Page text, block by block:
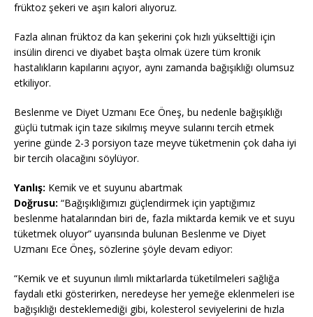
früktoz şekeri ve aşırı kalori alıyoruz.
Fazla alınan früktoz da kan şekerini çok hızlı yükselttiği için
insülin direnci ve diyabet başta olmak üzere tüm kronik
hastalıkların kapılarını açıyor, aynı zamanda bağışıklığı olumsuz
etkiliyor.
Beslenme ve Diyet Uzmanı Ece Öneş, bu nedenle bağışıklığı
güçlü tutmak için taze sıkılmış meyve sularını tercih etmek
yerine günde 2-3 porsiyon taze meyve tüketmenin çok daha iyi
bir tercih olacağını söylüyor.
Yanlış: Kemik ve et suyunu abartmak
Doğrusu: “Bağışıklığımızı güçlendirmek için yaptığımız
beslenme hatalarından biri de, fazla miktarda kemik ve et suyu
tüketmek oluyor” uyarısında bulunan Beslenme ve Diyet
Uzmanı Ece Öneş, sözlerine şöyle devam ediyor:
“Kemik ve et suyunun ılımlı miktarlarda tüketilmeleri sağlığa
faydalı etki gösterirken, neredeyse her yemeğe eklenmeleri ise
bağışıklığı desteklemediği gibi, kolesterol seviyelerini de hızla